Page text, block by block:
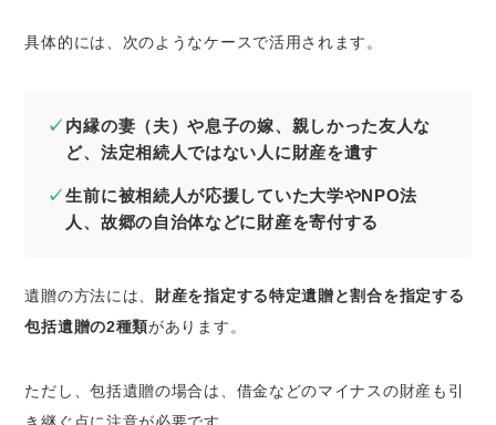
具体的には、次のようなケースで活用されます。
内縁の妻（夫）や息子の嫁、親しかった友人な
ど、法定相続人ではない人に財産を遺す
生前に被相続人が応援していた大学やNPO法
人、故郷の自治体などに財産を寄付する
遺贈の方法には、 財産を指定する特定遺贈と割合を指定する
包括遺贈の2種類があります。
ただし、包括遺贈の場合は、借金などのマイナスの財産も引